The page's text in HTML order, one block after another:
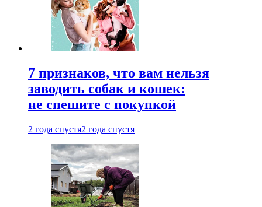
7 признаков, что вам нельзя
заводить собак и кошек:
не спешите с покупкой
2 года спустя2 года спустя